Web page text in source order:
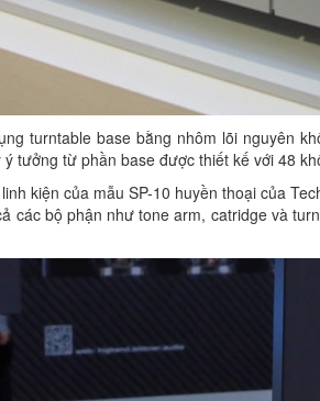
turntable base bằng nhôm lõi nguyên
tưởng từ phần base được thiết kế với 48
kiện của mẫu SP-10 huyền thoại của
các bộ phận như tone arm, catridge và